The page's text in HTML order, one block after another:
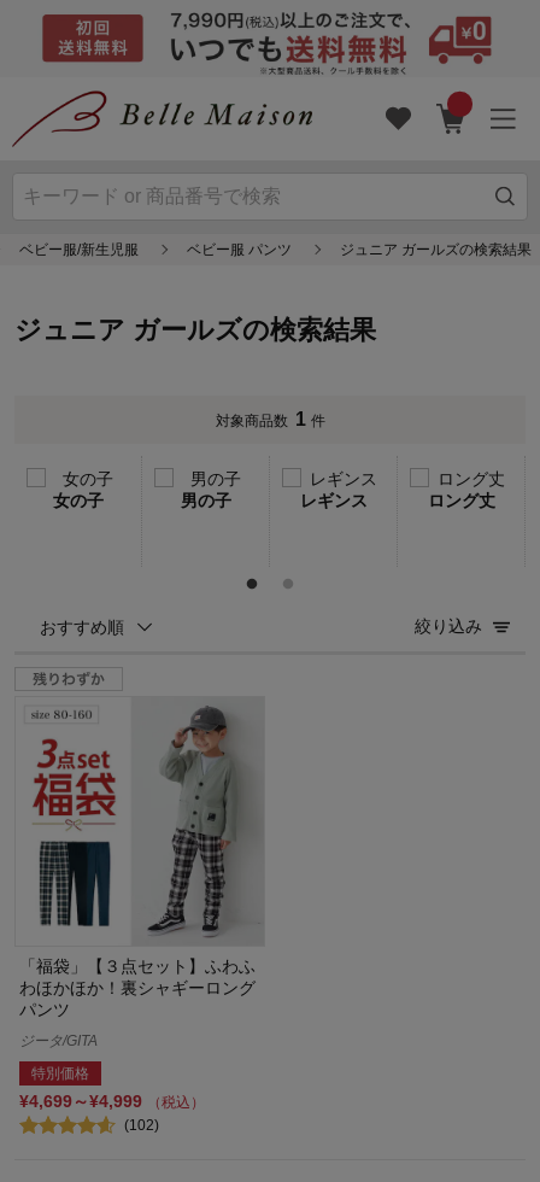
ベビー服/新生児服 ベビー服 パンツ ジュニア ガールズの検索結果
ジュニア ガールズの検索結果
対象商品数 1 件
女の子 男の子 レギンス
ロング丈
おすすめ順 絞り込み
「福袋」【３点セット】ふわふ
わほかほか！裏シャギーロング
パンツ
ジータ/GITA
特別価格
¥4,699～¥4,999
（税込）
(102)